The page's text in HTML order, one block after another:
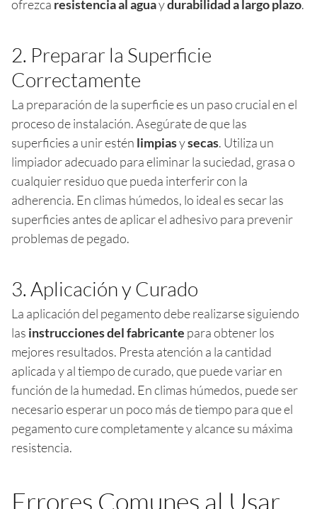
ofrezca resistencia al aguaydurabilidad a largo plazo.
2. Preparar la Superficie
Correctamente
La preparación de la superficie es un paso crucial en el
proceso de instalación. Asegúrate de que las
superficies a unir estén limpiasysecas. Utiliza un
limpiador adecuado para eliminar la suciedad, grasa o
cualquier residuo que pueda interferir con la
adherencia. En climas húmedos, lo ideal es secar las
superficies antes de aplicar el adhesivo para prevenir
problemas de pegado.
3. Aplicación y Curado
La aplicación del pegamento debe realizarse siguiendo
las instrucciones del fabricante para obtener los
mejores resultados. Presta atención a la cantidad
aplicada y al tiempo de curado, que puede variar en
función de la humedad. En climas húmedos, puede ser
necesario esperar un poco más de tiempo para que el
pegamento cure completamente y alcance su máxima
resistencia.
Errores Comunes al Usar